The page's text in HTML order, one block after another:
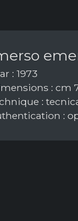
: 1973
: cm
:
: